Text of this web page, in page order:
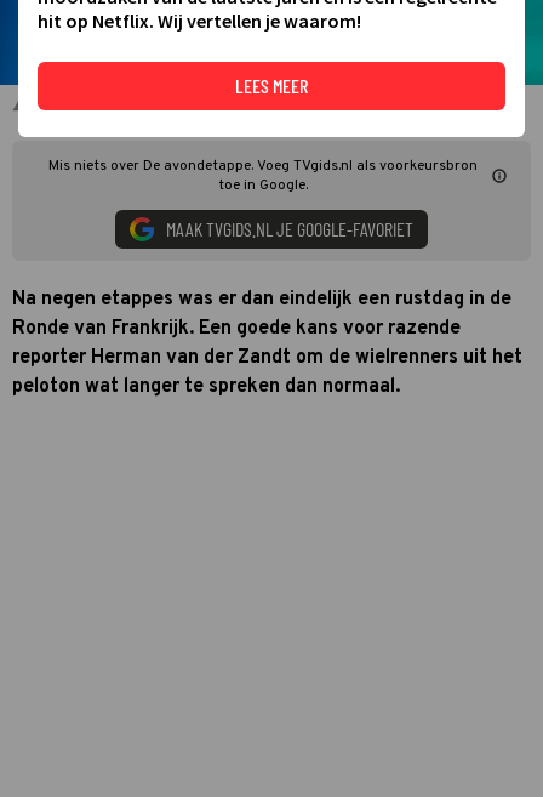
Herman van der Zandt en Dione de Graaff
Mis niets over De avondetappe. Voeg TVgids.nl als voorkeursbron
toe in Google.
MAAK TVGIDS.NL JE GOOGLE-FAVORIET
Na negen etappes was er dan eindelijk een rustdag in de
Ronde van Frankrijk. Een goede kans voor razende
reporter Herman van der Zandt om de wielrenners uit het
peloton wat langer te spreken dan normaal.
hit op Netflix. Wij vertellen je waarom!
LEES MEER